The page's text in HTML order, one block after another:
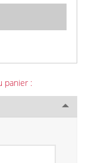
panier :